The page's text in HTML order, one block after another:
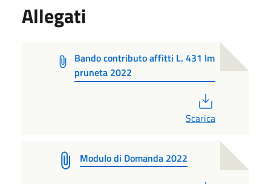
Allegati
Bando contributo affitti L. 431 Im
pruneta 2022
Scarica
Modulo di Domanda 2022